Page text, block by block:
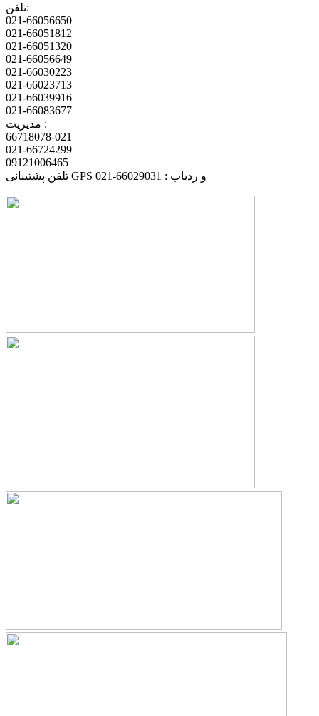
تلفن:
021-66056650
021-66051812
021-66051320
021-66056649
021-66030223
021-66023713
021-66039916
021-66083677
مدیریت :
66718078-021
021-66724299
09121006465
تلفن پشتیبانی GPS و ردیاب : 66029031-021